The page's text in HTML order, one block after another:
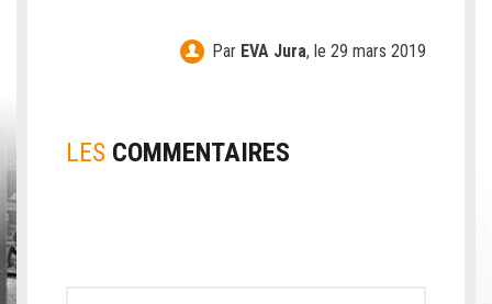
Par EVA Jura, le 29 mars 2019
LES COMMENTAIRES